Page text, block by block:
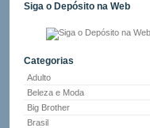
Siga o Depósito na Web
Categorias
Adulto
Beleza e Moda
Big Brother
Brasil